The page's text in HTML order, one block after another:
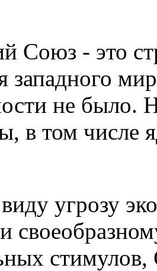
Союз - это
западного
не было.
в том числе
угрозу